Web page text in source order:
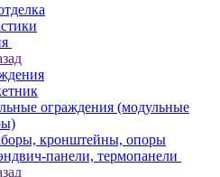
ограждения (модульные
кронштейны, опоры
панели, термопанели